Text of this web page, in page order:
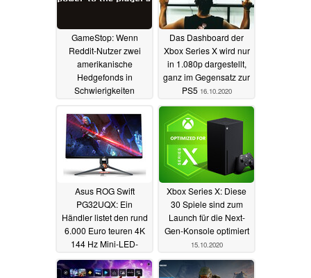
GameStop: Wenn
Reddit-Nutzer zwei
amerikanische
Hedgefonds in
Schwierigkeiten
Das Dashboard der
Xbox Series X wird nur
in 1.080p dargestellt,
ganz im Gegensatz zur
PS5 16.10.2020
Asus ROG Swift
PG32UQX: Ein
Händler listet den rund
6.000 Euro teuren 4K
144 Hz Mini-LED-
Gaming-Monitor
16.10.2020
Xbox Series X: Diese
30 Spiele sind zum
Launch für die Next-
Gen-Konsole optimiert
15.10.2020